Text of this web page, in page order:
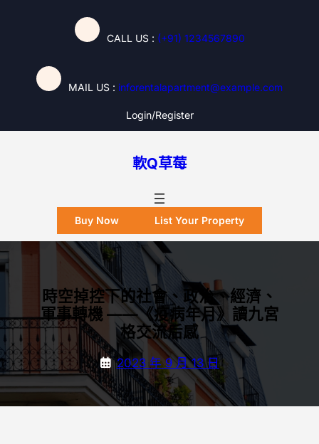
CALL US : (+91) 1234567890
MAIL US : inforentalapartment@example.com
Login/register
軟Q草莓
Buy Now List Your Property
時空掉控下的社會、政治、經濟、
軍事轉機 ——《疫病年月》讀九宮
格交流后感
2023 年 9 月 13 日